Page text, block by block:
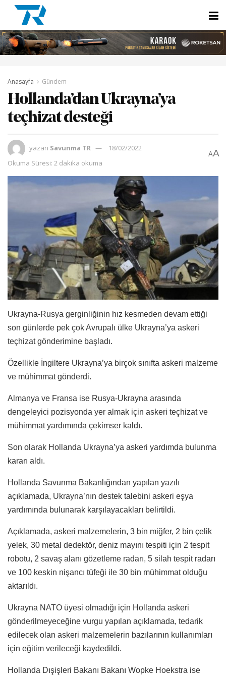
Anasayfa Gündem
Hollanda’dan Ukrayna’ya
teçhizat desteği
yazan Savunma TR
18/02/2022
Okuma Süresi: 2 dakika okuma
AA
Ukrayna-Rusya gerginliğinin hız kesmeden devam ettiği
son günlerde pek çok Avrupalı ülke Ukrayna’ya askeri
teçhizat gönderimine başladı.
Özellikle İngiltere Ukrayna’ya birçok sınıfta askeri malzeme
ve mühimmat gönderdi.
Almanya ve Fransa ise Rusya-Ukrayna arasında
dengeleyici pozisyonda yer almak için askeri teçhizat ve
mühimmat yardımında çekimser kaldı.
Son olarak Hollanda Ukrayna’ya askeri yardımda bulunma
kararı aldı.
Hollanda Savunma Bakanlığından yapılan yazılı
açıklamada, Ukrayna’nın destek talebini askeri eşya
yardımında bulunarak karşılayacakları belirtildi.
Açıklamada, askeri malzemelerin, 3 bin miğfer, 2 bin çelik
yelek, 30 metal dedektör, deniz mayını tespiti için 2 tespit
robotu, 2 savaş alanı gözetleme radarı, 5 silah tespit radarı
ve 100 keskin nişancı tüfeği ile 30 bin mühimmat olduğu
aktarıldı.
Ukrayna NATO üyesi olmadığı için Hollanda askeri
gönderilmeyeceğine vurgu yapılan açıklamada, tedarik
edilecek olan askeri malzemelerin bazılarının kullanımları
için eğitim verileceği kaydedildi.
Hollanda Dışişleri Bakanı Bakanı Wopke Hoekstra ise